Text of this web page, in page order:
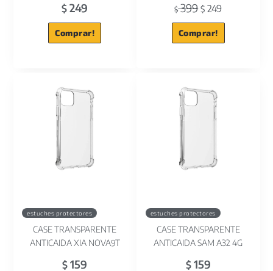
$ 249
Comprar!
$399 $ 249
Comprar!
estuches protectores
CASE TRANSPARENTE
ANTICAIDA XIA NOVA9T
$ 159
estuches protectores
CASE TRANSPARENTE
ANTICAIDA SAM A32 4G
$159